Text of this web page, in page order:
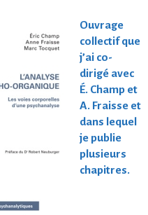
Ouvrage
collectif que
j’ai co-
dirigé avec
É. Champ et
A. Fraisse et
dans lequel
je publie
plusieurs
chapitres.